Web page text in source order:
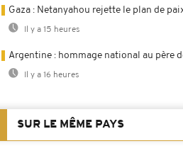
Gaza : Netanyahou rejette le plan de
Il y a 15 heures
Argentine : hommage national au père
Il y a 16 heures
SUR LE MÊME PAYS